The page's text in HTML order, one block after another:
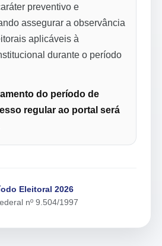
preventivo e
assegurar a observância
aplicáveis à
durante o período
do período de
regular ao portal será
Eleitoral 2026
nº 9.504/1997